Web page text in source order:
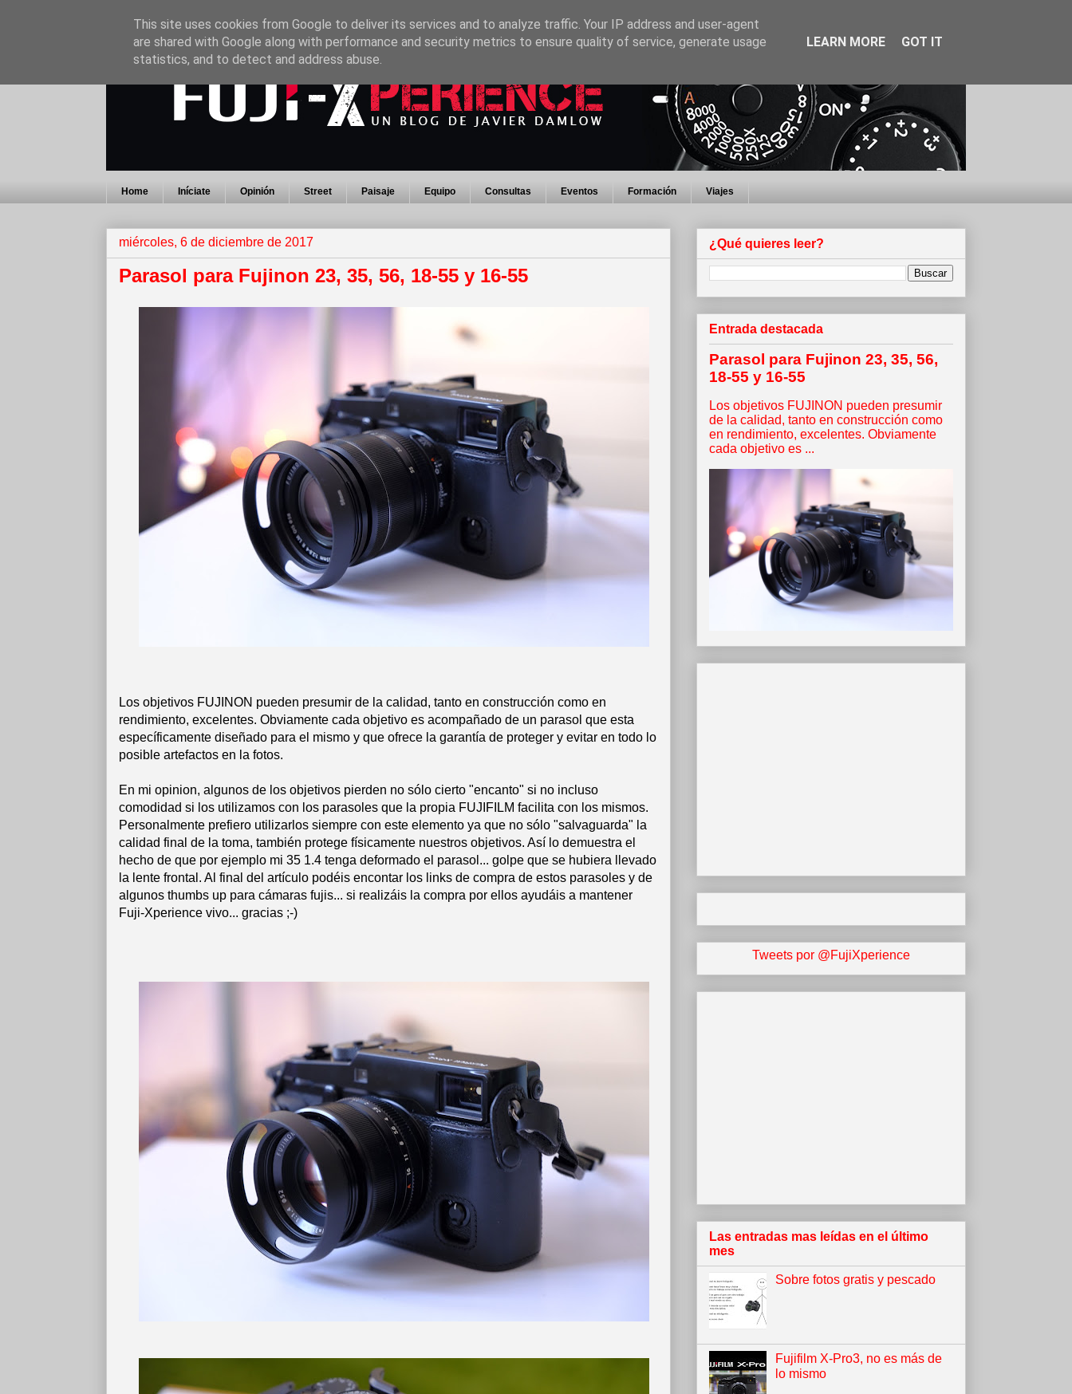
Home Iníciate Opinión Street Paisaje Equipo Consultas Eventos Formación Viajes
miércoles, 6 de diciembre de 2017
Parasol para Fujinon 23, 35, 56, 18-55 y 16-55
Los objetivos FUJINON pueden presumir de la calidad, tanto en construcción como en
rendimiento, excelentes. Obviamente cada objetivo es acompañado de un parasol que esta
específicamente diseñado para el mismo y que ofrece la garantía de proteger y evitar en todo lo
posible artefactos en la fotos.
En mi opinion, algunos de los objetivos pierden no sólo cierto "encanto" si no incluso
comodidad si los utilizamos con los parasoles que la propia FUJIFILM facilita con los mismos.
Personalmente prefiero utilizarlos siempre con este elemento ya que no sólo "salvaguarda" la
calidad final de la toma, también protege físicamente nuestros objetivos. Así lo demuestra el
hecho de que por ejemplo mi 35 1.4 tenga deformado el parasol... golpe que se hubiera llevado
la lente frontal. Al final del artículo podéis encontar los links de compra de estos parasoles y de
algunos thumbs up para cámaras fujis... si realizáis la compra por ellos ayudáis a mantener
Fuji-Xperience vivo... gracias ;-)
¿Qué quieres leer?
Entrada destacada
Parasol para Fujinon 23, 35, 56,
18-55 y 16-55
Los objetivos FUJINON pueden presumir
de la calidad, tanto en construcción como
en rendimiento, excelentes. Obviamente
cada objetivo es ...
Tweets por @FujiXperience
Las entradas mas leídas en el último
mes
Sobre fotos gratis y pescado
Fujifilm X-Pro3, no es más de
lo mismo
This site uses cookies from Google to deliver its services and to analyze traffic. Your IP address and user-agent
are shared with Google along with performance and security metrics to ensure quality of service, generate usage
statistics, and to detect and address abuse.
LEARN MORE GOT IT